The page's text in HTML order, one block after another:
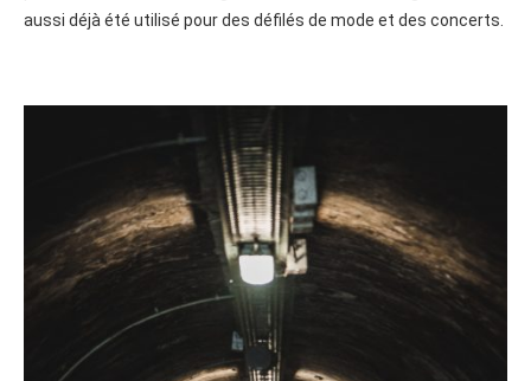
aussi déjà été utilisé pour des défilés de mode et des concerts.